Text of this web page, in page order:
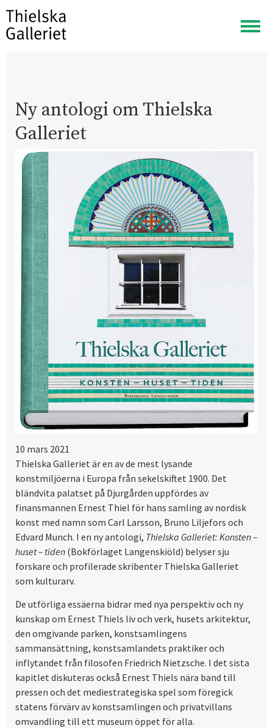
Visa
meny
Ny antologi om Thielska
Galleriet
10 mars 2021
Thielska Galleriet är en av de mest lysande
konstmiljöerna i Europa från sekelskiftet 1900. Det
bländvita palatset på Djurgården uppfördes av
finansmannen Ernest Thiel för hans samling av nordisk
konst med namn som Carl Larsson, Bruno Liljefors och
Edvard Munch. I en ny antologi, Thielska Galleriet: Konsten –
huset – tiden (Bokförlaget Langenskiöld) belyser sju
forskare och profilerade skribenter Thielska Galleriet
som kulturarv.
De utförliga essäerna bidrar med nya perspektiv och ny
kunskap om Ernest Thiels liv och verk, husets arkitektur,
den omgivande parken, konstsamlingens
sammansättning, konstsamlandets praktiker och
inflytandet från filosofen Friedrich Nietzsche. I det sista
kapitlet diskuteras också Ernest Thiels nära band till
pressen och det mediestrategiska spel som föregick
statens förvärv av konstsamlingen och privatvillans
omvandling till ett museum öppet för alla.